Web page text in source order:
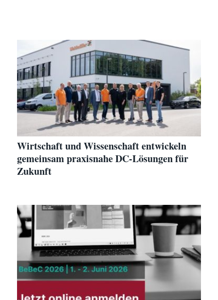
Wirtschaft und Wissenschaft entwickeln
gemeinsam praxisnahe DC-Lösungen für
Zukunft